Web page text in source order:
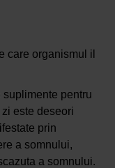
care organismul il
pentru
este deseori
prin
a somnului,
a somnului.